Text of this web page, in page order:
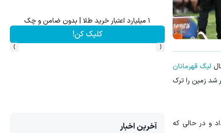
لیگ قهرمانان
شد زمین را ترک
و در حالی که
کلیک کن!
‹
›
آخرین اخبار